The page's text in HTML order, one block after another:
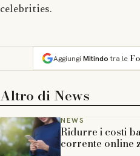
celebrities.
Aggiungi Mitindotra le
Altro di News
NEWS
Ridurre i costi
corrente online